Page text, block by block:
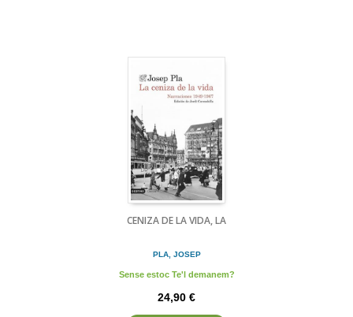
CENIZA DE LA VIDA, LA
PLA, JOSEP
Sense estoc Te'l demanem?
24,90 €